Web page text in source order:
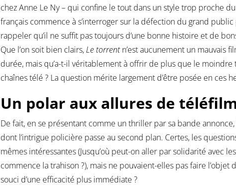
chez Anne Le Ny – qui confine le tout dans un style trop proche
français commence à s’interroger sur la défection du grand
rappeler qu’il ne suffit pas toujours d’une bonne histoire et de
Que l’on soit bien clairs,Le torrentn’est aucunement un mauvais
durée, mais qu’a-t-il véritablement à offrir de plus que le
chaînes télé ? La question mérite largement d’être posée en ces
Un polar aux allures de
De fait, en se présentant comme un thriller par sa bande annonce,
dont l’intrigue policière passe au second plan. Certes, les
mêmes intéressantes (Jusqu’où peut-on aller par solidarité avec
commence la trahison ?), mais ne pouvaient-elles pas faire
souci d’une efficacité plus immédiate ?